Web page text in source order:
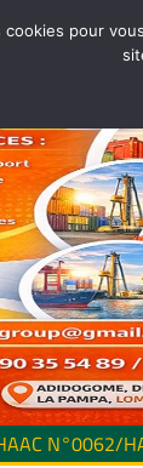
N°0062/
cookies pour